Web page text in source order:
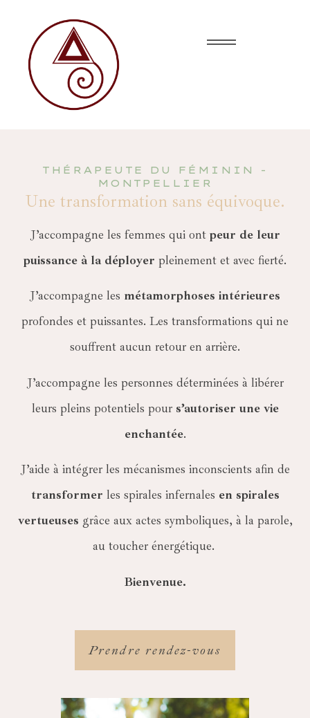
THÉRAPEUTE DU FÉMININ -
MONTPELLIER
Une transformation sans équivoque.
J’accompagne les femmes qui ont peur de leur
puissance à la déployer pleinement et avec fierté.
J’accompagne les métamorphoses intérieures
profondes et puissantes. Les transformations qui ne
souffrent aucun retour en arrière.
J’accompagne les personnes déterminées à libérer
leurs pleins potentiels pour s’autoriser une vie
enchantée.
J’aide à intégrer les mécanismes inconscients afin de
transformer les spirales infernales en spirales
vertueuses grâce aux actes symboliques, à la parole,
au toucher énergétique.
Bienvenue.
Prendre rendez-vous